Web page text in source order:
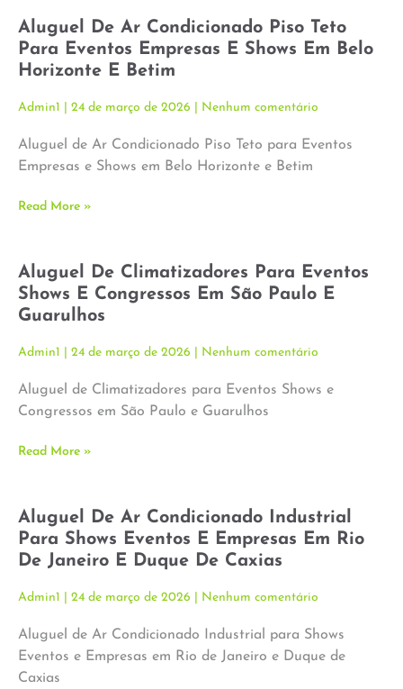
Aluguel De Ar Condicionado Piso Teto
Para Eventos Empresas E Shows Em Belo
Horizonte E Betim
Admin1 24 de março de 2026 Nenhum comentário
Aluguel de Ar Condicionado Piso Teto para Eventos
Empresas e Shows em Belo Horizonte e Betim
Read More »
Aluguel De Climatizadores Para Eventos
Shows E Congressos Em São Paulo E
Guarulhos
Admin1 24 de março de 2026 Nenhum comentário
Aluguel de Climatizadores para Eventos Shows e
Congressos em São Paulo e Guarulhos
Read More »
Aluguel De Ar Condicionado Industrial
Para Shows Eventos E Empresas Em Rio
De Janeiro E Duque De Caxias
Admin1 24 de março de 2026 Nenhum comentário
Aluguel de Ar Condicionado Industrial para Shows
Eventos e Empresas em Rio de Janeiro e Duque de
Caxias